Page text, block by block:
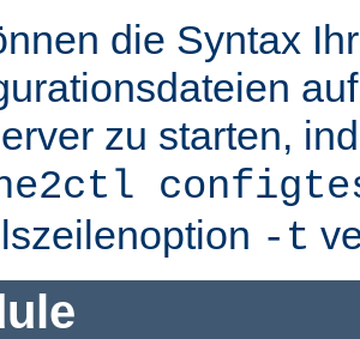
die Syntax
zu starten,
-t